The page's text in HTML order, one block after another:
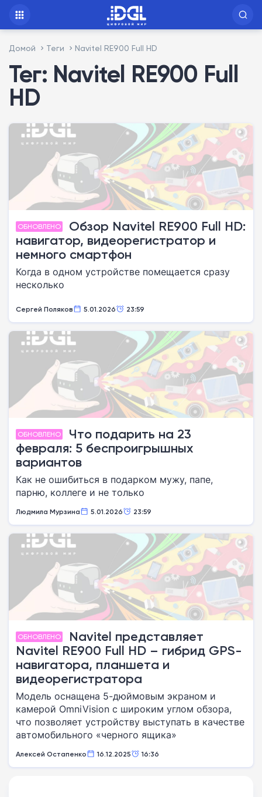
Домой Теги Navitel RE900 Full HD
Тег: Navitel RE900 Full
HD
ОБНОВЛЕНО
Обзор Navitel RE900 Full HD:
навигатор, видеорегистратор и
немного смартфон
Когда в одном устройстве помещается сразу
несколько
Сергей Поляков 5.01.2026 23:59
ОБНОВЛЕНО
Что подарить на 23
февраля: 5 беспроигрышных
вариантов
Как не ошибиться в подарком мужу, папе,
парню, коллеге и не только
Людмила Мурзина 5.01.2026 23:59
ОБНОВЛЕНО
Navitel представляет
Navitel RE900 Full HD – гибрид GPS-
навигатора, планшета и
видеорегистратора
Модель оснащена 5-дюймовым экраном и
камерой OmniVision с широким углом обзора,
что позволяет устройству выступать в качестве
автомобильного «черного ящика»
Алексей Остапенко 16.12.2025 16:36